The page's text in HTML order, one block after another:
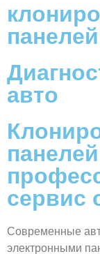
авто
сервис
Современные
электронными